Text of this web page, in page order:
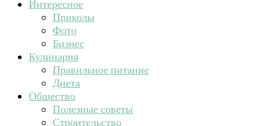
Интересное
Приколы
Фото
Бизнес
Кулинария
Правильное питание
Диета
Общество
Полезные советы
Строительство